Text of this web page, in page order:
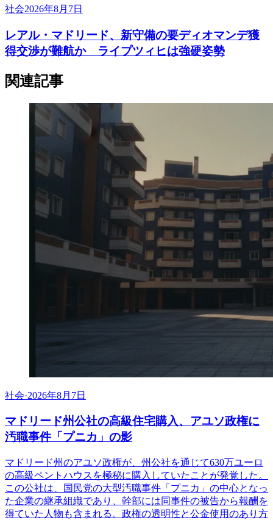
社会2026年8月7日
レアル・マドリード、新守備の要ディオマンデ獲
得交渉が難航か ライプツィヒは強硬姿勢
関連記事
社会·2026年8月7日
マドリード州公社の高級住宅購入、アユソ政権に
汚職事件「プニカ」の影
マドリード州のアユソ政権が、州公社を通じて630万ユーロ
の高級ペントハウスを極秘に購入していたことが発覚した。
この公社は、国民党の大型汚職事件「プニカ」の中心となっ
た企業の継承組織であり、幹部には同事件の被告から報酬を
得ていた人物も含まれる。政権の透明性と公金使用のあり方